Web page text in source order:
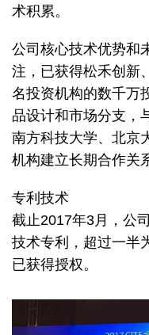
术积累。
公司核心技术优势和
注，已获得松禾创新
名投资机构的数千万
品设计和市场分支，
南方科技大学、北京
机构建立长期合作关
专利技术
截止2017年3月，公
技术专利，超过一半
已获得授权。
Image
Image